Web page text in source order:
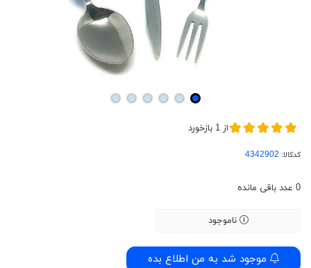
از 1 بازخورد
کدکالا:
0 عدد باقی مانده
ناموجود
موجود شد به من اطلاع بده